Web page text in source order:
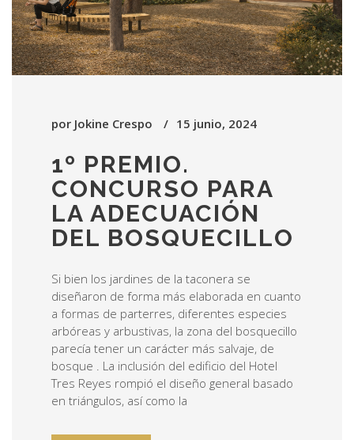
por Jokine Crespo 15 junio, 2024
1º PREMIO.
CONCURSO PARA
LA ADECUACIÓN
DEL BOSQUECILLO
Si bien los jardines de la taconera se
diseñaron de forma más elaborada en cuanto
a formas de parterres, diferentes especies
arbóreas y arbustivas, la zona del bosquecillo
parecía tener un carácter más salvaje, de
bosque . La inclusión del edificio del Hotel
Tres Reyes rompió el diseño general basado
en triángulos, así como la